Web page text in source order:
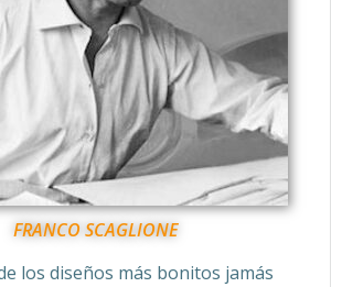
FRANCO SCAGLIONE
los diseños más bonitos jamás